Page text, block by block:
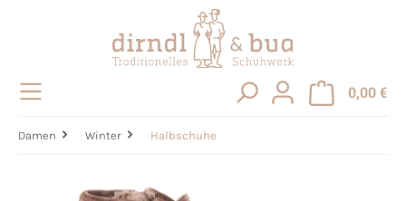
0,00 €
Damen Winter Halbschuhe